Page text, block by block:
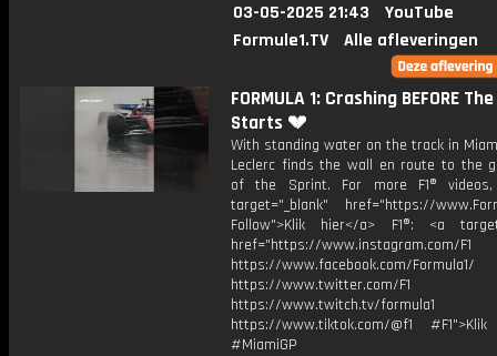
03-05-2025 21:43
YouTube
Formule1.TV
Alle afleveringen
FORMULA 1: Crashing BEFORE
Starts 💔
With standing water on the track in
Leclerc finds the wall en route to the
of the Sprint. For more F1®
target="_blank" href="https://
Follow">Klik hier</a> F1®: <a
href="https://www.instagram.com/F1
https://www.facebook.com/Formula1/
https://www.twitter.com/F1
https://www.twitch.tv/formula1
https://www.tiktok.com/@f1
#MiamiGP